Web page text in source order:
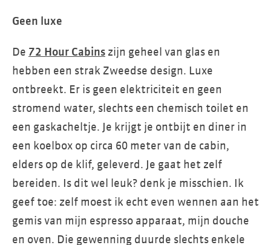
Geen luxe
De 72 Hour Cabins zijn geheel van glas en
hebben een strak Zweedse design. Luxe
ontbreekt. Er is geen elektriciteit en geen
stromend water, slechts een chemisch toilet en
een gaskacheltje. Je krijgt je ontbijt en diner in
een koelbox op circa 60 meter van de cabin,
elders op de klif, geleverd. Je gaat het zelf
bereiden. Is dit wel leuk? denk je misschien. Ik
geef toe: zelf moest ik echt even wennen aan het
gemis van mijn espresso apparaat, mijn douche
en oven. Die gewenning duurde slechts enkele